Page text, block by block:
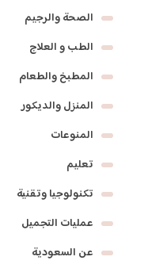
الصحة والرجيم
الطب و العلاج
المطبخ والطعام
المنزل والديكور
المنوعات
تعليم
تكنولوجيا وتقنية
عمليات التجميل
عن السعودية